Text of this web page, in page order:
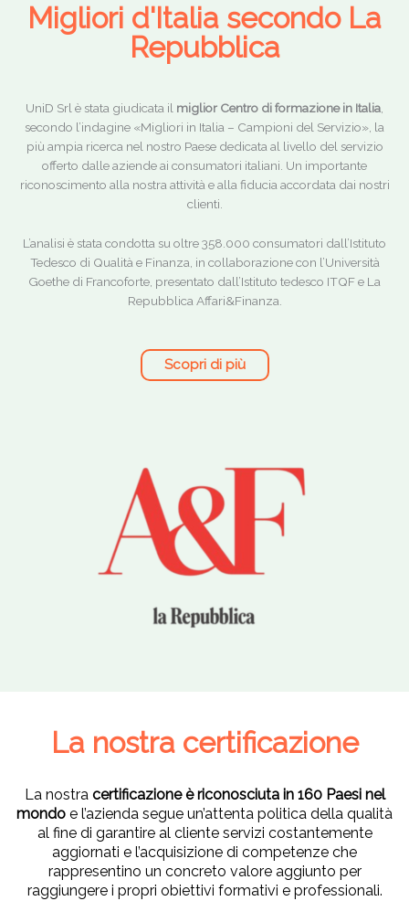
Migliori d'Italia secondo La
Repubblica
UniD Srl è stata giudicata il miglior Centro di formazione in Italia,
secondo l’indagine «Migliori in Italia – Campioni del Servizio», la
più ampia ricerca nel nostro Paese dedicata al livello del servizio
offerto dalle aziende ai consumatori italiani. Un importante
riconoscimento alla nostra attività e alla fiducia accordata dai nostri
clienti.
L’analisi è stata condotta su oltre 358.000 consumatori dall’Istituto
Tedesco di Qualità e Finanza, in collaborazione con l’Università
Goethe di Francoforte, presentato dall’Istituto tedesco ITQF e La
Repubblica Affari&Finanza.
Scopri di più
La nostra certificazione
La nostra certificazione è riconosciuta in 160 Paesi nel
mondo e l’azienda segue un’attenta politica della qualità
al fine di garantire al cliente servizi costantemente
aggiornati e l’acquisizione di competenze che
rappresentino un concreto valore aggiunto per
raggiungere i propri obiettivi formativi e professionali.